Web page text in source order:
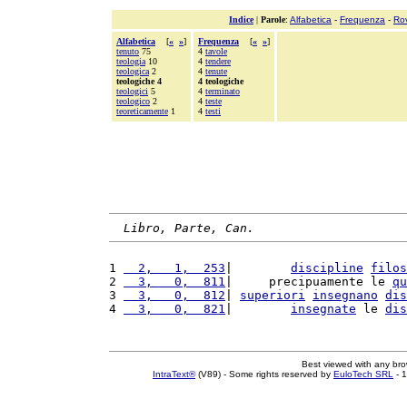
Indice| Parole: Alfabetica - Frequenza -
Alfabetica [« »]
tenuto 75
teologia 10
teologica 2
teologiche 4
teologici 5
teologico 2
teoreticamente 1
Frequenza [« »]
4 tavole
4 tendere
4 tenute
4 teologiche
4 terminato
4 teste
4 testi
Libro, Parte, Can.
1
  2,   1,  253
discipline
2
  3,   0,  811
|     precipuamente le
3
  3,   0,  812
superiori insegnano
4
  3,   0,  821
insegnate le
Best viewed with any
IntraText®(V89) - Some rights reserved by EuloTech SRL -